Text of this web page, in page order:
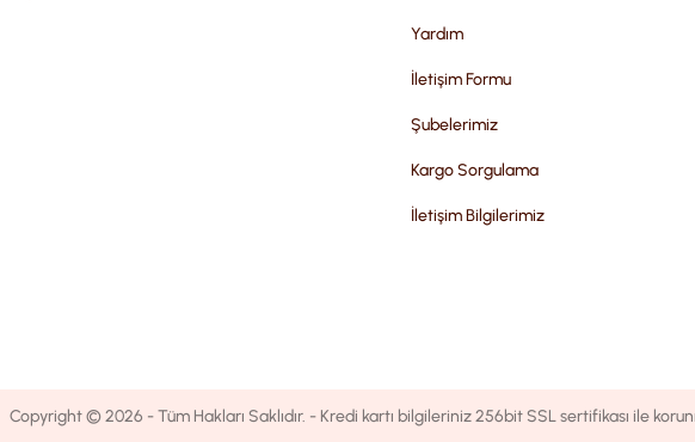
Yardım
İletişim Formu
Şubelerimiz
Kargo Sorgulama
İletişim Bilgilerimiz
Copyright © 2026 - Tüm Hakları Saklıdır. - Kredi kartı bilgileriniz 256bit SSL sertifikası ile